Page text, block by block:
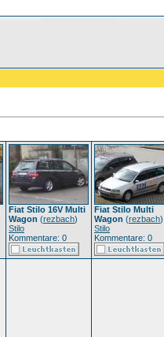
Fiat Stilo 16V Multi
Wagon (rezbach)
Stilo
Kommentare: 0
Fiat Stilo Multi
Wagon (rezbach)
Stilo
Kommentare: 0